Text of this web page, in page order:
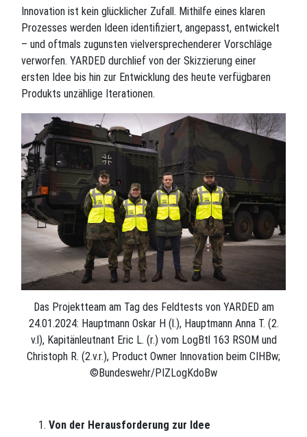
Innovation ist kein glücklicher Zufall. Mithilfe eines klaren
Prozesses werden Ideen identifiziert, angepasst, entwickelt
– und oftmals zugunsten vielversprechenderer Vorschläge
verworfen. YARDED durchlief von der Skizzierung einer
ersten Idee bis hin zur Entwicklung des heute verfügbaren
Produkts unzählige Iterationen.
Das Projektteam am Tag des Feldtests von YARDED am
24.01.2024: Hauptmann Oskar H (l.), Hauptmann Anna T. (2.
v.l), Kapitänleutnant Eric L. (r.) vom LogBtl 163 RSOM und
Christoph R. (2.v.r.), Product Owner Innovation beim CIHBw;
©Bundeswehr/PIZLogKdoBw
Von der Herausforderung zur Idee